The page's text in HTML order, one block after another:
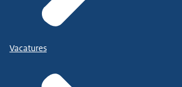
Vacatures